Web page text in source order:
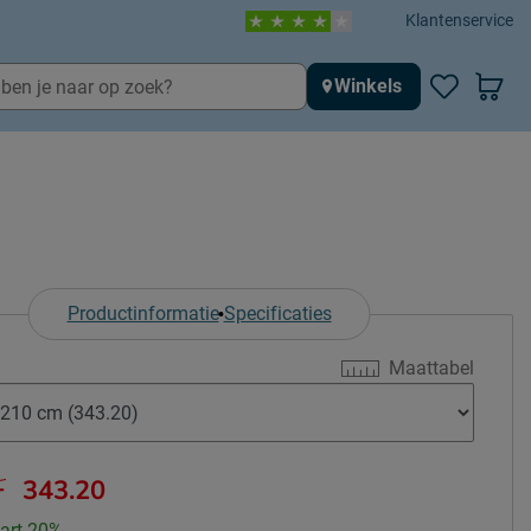
Klantenservice
Winkels
Productinformatie Specificaties
Maattabel
343.20